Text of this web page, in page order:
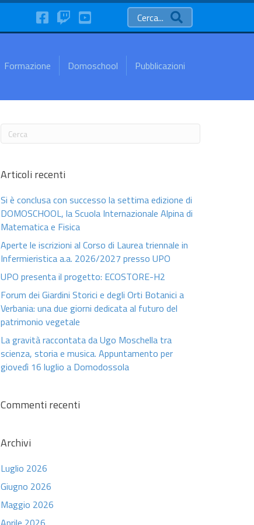
FaceBookTwitchYouTube Cerca...
Formazione Domoschool Pubblicazioni
Articoli recenti
Si è conclusa con successo la settima edizione di
DOMOSCHOOL, la Scuola Internazionale Alpina di
Matematica e Fisica
Aperte le iscrizioni al Corso di Laurea triennale in
Infermieristica a.a. 2026/2027 presso UPO
UPO presenta il progetto: ECOSTORE-H2
Forum dei Giardini Storici e degli Orti Botanici a
Verbania: una due giorni dedicata al futuro del
patrimonio vegetale
La gravità raccontata da Ugo Moschella tra
scienza, storia e musica. Appuntamento per
giovedì 16 luglio a Domodossola
Commenti recenti
Archivi
Luglio 2026
Giugno 2026
Maggio 2026